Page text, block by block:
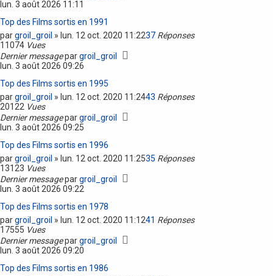
lun. 3 août 2026 11:11
Top des Films sortis en 1991
pargroil_groil » lun. 12 oct. 2020 11:2237 Réponses
11074 Vues
Dernier messagepargroil_groil
lun. 3 août 2026 09:26
Top des Films sortis en 1995
pargroil_groil » lun. 12 oct. 2020 11:2443 Réponses
20122 Vues
Dernier messagepargroil_groil
lun. 3 août 2026 09:25
Top des Films sortis en 1996
pargroil_groil » lun. 12 oct. 2020 11:2535 Réponses
13123 Vues
Dernier messagepargroil_groil
lun. 3 août 2026 09:22
Top des Films sortis en 1978
pargroil_groil » lun. 12 oct. 2020 11:1241 Réponses
17555 Vues
Dernier messagepargroil_groil
lun. 3 août 2026 09:20
Top des Films sortis en 1986